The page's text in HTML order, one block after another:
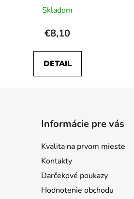
Skladom
€8,10
DETAIL
Informácie pre vás
Kvalita na prvom mieste
Kontakty
Darčekové poukazy
Hodnotenie obchodu